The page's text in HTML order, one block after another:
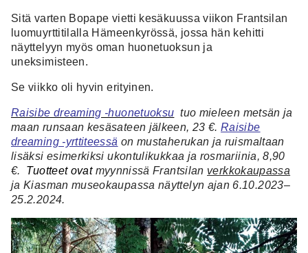
Sitä varten Bopape vietti kesäkuussa viikon Frantsilan
luomuyrttitilalla Hämeenkyrössä, jossa hän kehitti
näyttelyyn myös oman huonetuoksun ja
uneksimisteen.
Se viikko oli hyvin erityinen.
Raisibe dreaming -huonetuoksu tuo mieleen metsän ja
maan runsaan kesäsateen jälkeen, 23 €.Raisibe
dreaming -yrttiteessä on mustaherukan ja ruismaltaan
lisäksi esimerkiksi ukontulikukkaa ja rosmariinia, 8,90
€.
Tuotteet ovat myynnissä Frantsilan verkkokaupassa
ja Kiasman museokaupassa näyttelyn ajan 6.10.2023–
25.2.2024.